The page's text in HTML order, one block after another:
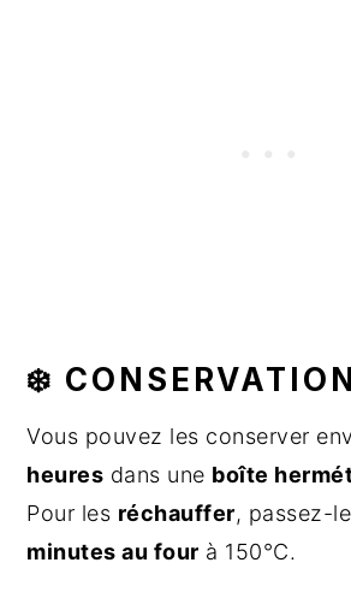
❄️ CONSERVATION
Vous pouvez les conserver
heures dans une boîte
Pour les réchauffer, passez-
minutes au four à 150°C.